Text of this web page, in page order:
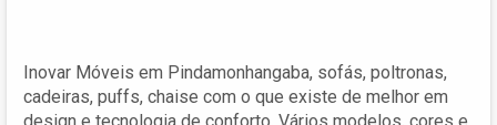
Inovar Móveis em Pindamonhangaba, sofás, poltronas,
cadeiras, puffs, chaise com o que existe de melhor em
design e tecnologia de conforto. Vários modelos, cores e